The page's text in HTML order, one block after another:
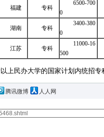
福建 专科
6500-700
0
湖南 专科
3400-380
0
江苏 专科
11000-16
500
上民办大学的国家计划内统招
腾讯微博 人人网